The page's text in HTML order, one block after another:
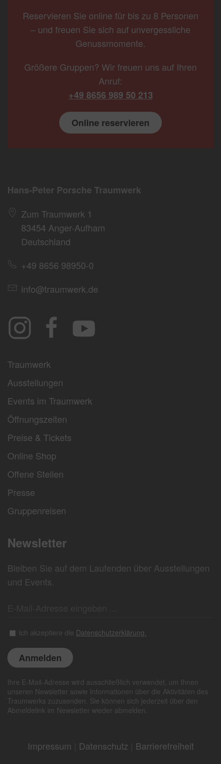
Reservieren Sie online für bis zu 8 Personen
– und freuen Sie sich auf unvergessliche
Genussmomente.
Größere Gruppen? Wir freuen uns auf Ihren
Anruf:
+49 8656 989 50 213
Online reservieren
Hans-Peter Porsche Traumwerk
Zum Traumwerk 1
83454 Anger-Aufham
Deutschland
+49 8656 98950-0
info@traumwerk.de
Traumwerk
Ausstellungen
Events im Traumwerk
Öffnungszeiten
Preise & Tickets
Online Shop
Offene Stellen
Presse
Gruppenreisen
Newsletter
Bleiben Sie auf dem Laufenden über Ausstellungen
und Events.
Ich akzeptiere die Datenschutzerklärung.
Ihre E-Mail-Adresse wird ausschließlich verwendet, um Ihnen
unseren Newsletter sowie Informationen über die Aktivitäten des
Traumwerks zuzusenden. Sie können sich jederzeit über den
Abmeldelink im Newsletter wieder abmelden.
Impressum Datenschutz
Barrierefreiheit